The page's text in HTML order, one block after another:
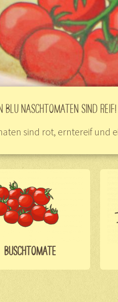
BLU NASCHTOMATEN SIND REIF!
sind rot, erntereif und
BUSCHTOMATE